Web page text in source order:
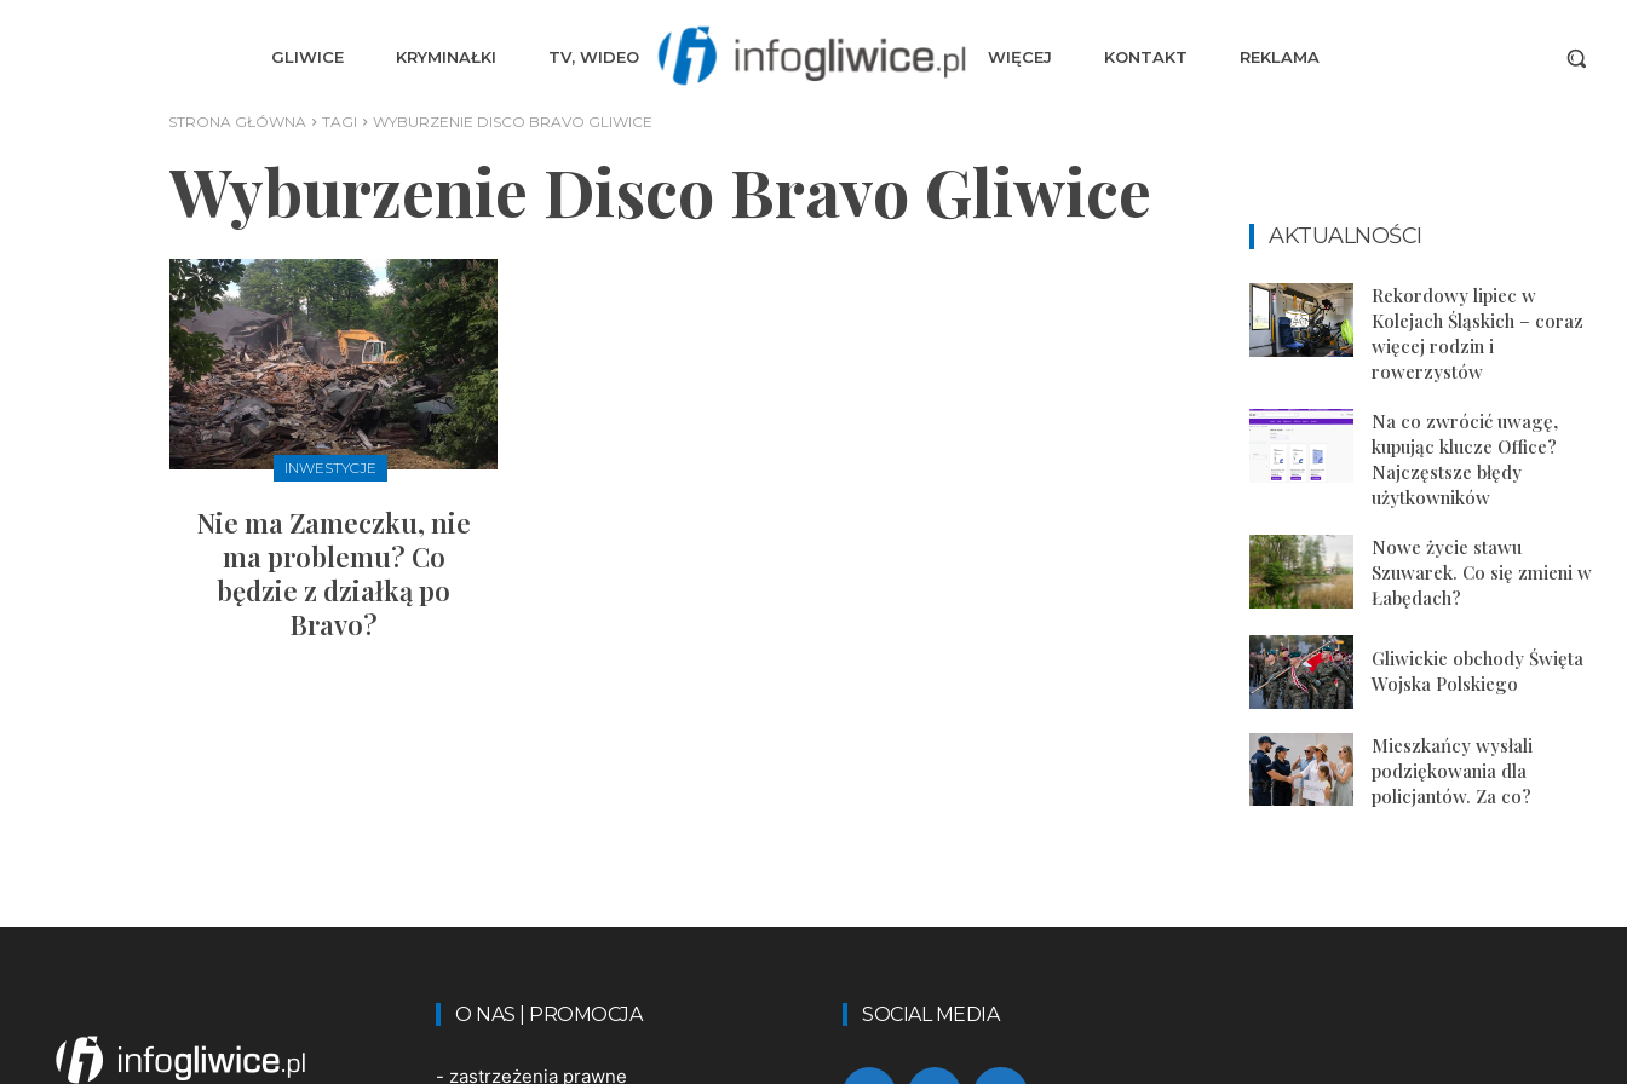
GLIWICE KRYMINAŁKI TV, WIDEO WIĘCEJ KONTAKT REKLAMA
STRONA GŁÓWNA TAGI WYBURZENIE DISCO BRAVO GLIWICE
Wyburzenie Disco Bravo Gliwice
INWESTYCJE
Nie ma Zameczku, nie
ma problemu? Co
będzie z działką po
Bravo?
AKTUALNOŚCI
Rekordowy lipiec w
Kolejach Śląskich – coraz
więcej rodzin i
rowerzystów
Na co zwrócić uwagę,
kupując klucze Office?
Najczęstsze błędy
użytkowników
Nowe życie stawu
Szuwarek. Co się zmieni w
Łabędach?
Gliwickie obchody Święta
Wojska Polskiego
Mieszkańcy wysłali
podziękowania dla
policjantów. Za co?
O NAS | PROMOCJA
- zastrzeżenia prawne
SOCIAL MEDIA